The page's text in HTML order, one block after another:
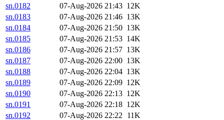
sn.0182
07-Aug-2026 21:43 12K
sn.0183
07-Aug-2026 21:46 13K
sn.0184
07-Aug-2026 21:50 13K
sn.0185
07-Aug-2026 21:53 14K
sn.0186
07-Aug-2026 21:57 13K
sn.0187
07-Aug-2026 22:00 13K
sn.0188
07-Aug-2026 22:04 13K
sn.0189
07-Aug-2026 22:09 12K
sn.0190
07-Aug-2026 22:13 12K
sn.0191
07-Aug-2026 22:18 12K
sn.0192
07-Aug-2026 22:22 11K